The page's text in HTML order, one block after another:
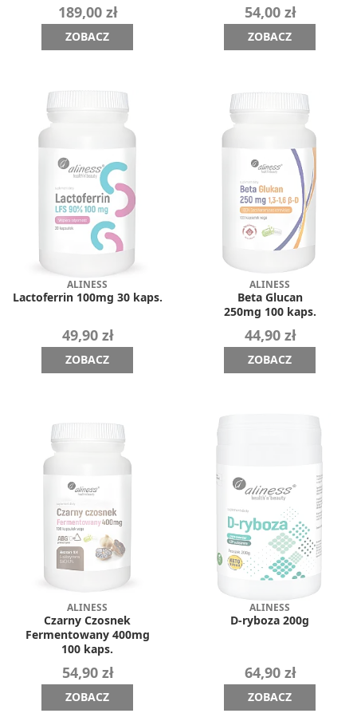
189,00 zł
ZOBACZ
54,00 zł
ZOBACZ
ALINESS
Lactoferrin 100mg 30 kaps.
49,90 zł
ZOBACZ
ALINESS
Beta Glucan
250mg 100 kaps.
44,90 zł
ZOBACZ
ALINESS
Czarny Czosnek
Fermentowany 400mg
100 kaps.
54,90 zł
ZOBACZ
ALINESS
D-ryboza 200g
64,90 zł
ZOBACZ